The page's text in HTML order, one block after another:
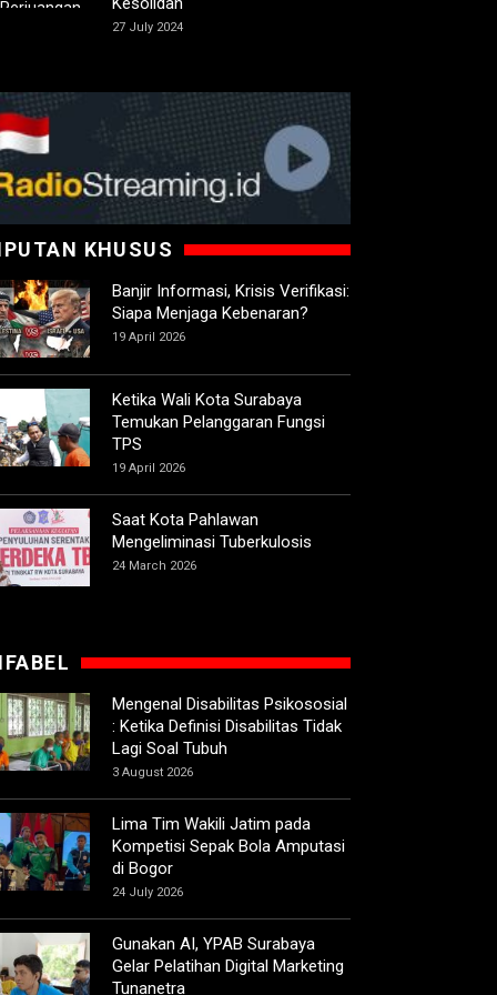
27 July 2024
KHUSUS
Banjir Informasi, Krisis Verifikasi:
Siapa Menjaga Kebenaran?
19 April 2026
Ketika Wali Kota Surabaya
Temukan Pelanggaran Fungsi
TPS
19 April 2026
Saat Kota Pahlawan
Mengeliminasi Tuberkulosis
24 March 2026
Mengenal Disabilitas Psikososial
: Ketika Definisi Disabilitas Tidak
Lagi Soal Tubuh
3 August 2026
Lima Tim Wakili Jatim pada
Kompetisi Sepak Bola Amputasi
di Bogor
24 July 2026
Gunakan AI, YPAB Surabaya
Gelar Pelatihan Digital Marketing
Tunanetra